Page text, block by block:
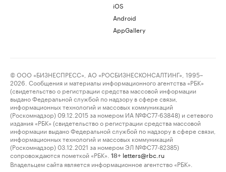
iOS
Android
AppGallery
© ООО «БИЗНЕСПРЕСС», АО «РОСБИЗНЕСКОНСАЛТИНГ», 1995–
2026. Сообщения и материалы информационного агентства «РБК»
(свидетельство о регистрации средства массовой информации
выдано Федеральной службой по надзору в сфере связи,
информационных технологий и массовых коммуникаций
(Роскомнадзор) 09.12.2015 за номером ИА №ФС77-63848) и сетевого
издания «РБК» (свидетельство о регистрации средства массовой
информации выдано Федеральной службой по надзору в сфере связи,
информационных технологий и массовых коммуникаций
(Роскомнадзор) 03.12.2021 за номером ЭЛ №ФС77-82385)
сопровождаются пометкой «РБК».
18+ letters@rbc.ru
Владельцем сайта является информационное агентство «РБК».